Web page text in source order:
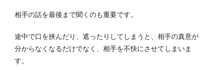
相手の話を最後まで聞くのも重要です。
途中で口を挟んだり、遮ったりしてしまうと、相手の真意が
分からなくなるだけでなく、相手を不快にさせてしまいま
す。